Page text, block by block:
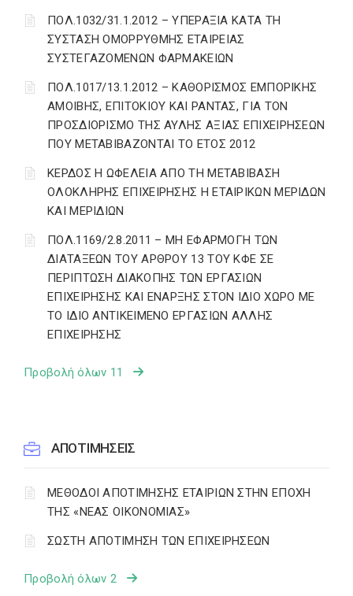
ΠΟΛ.1032/31.1.2012 – ΥΠΕΡΑΞΙΑ ΚΑΤΑ ΤΗ
ΣΥΣΤΑΣΗ ΟΜΟΡΡΥΘΜΗΣ ΕΤΑΙΡΕΙΑΣ
ΣΥΣΤΕΓΑΖΟΜΕΝΩΝ ΦΑΡΜΑΚΕΙΩΝ
ΠΟΛ.1017/13.1.2012 – ΚΑΘΟΡΙΣΜΟΣ ΕΜΠΟΡΙΚΗΣ
ΑΜΟΙΒΗΣ, ΕΠΙΤΟΚΙΟΥ ΚΑΙ ΡΑΝΤΑΣ, ΓΙΑ ΤΟΝ
ΠΡΟΣΔΙΟΡΙΣΜΟ ΤΗΣ ΑΥΛΗΣ ΑΞΙΑΣ ΕΠΙΧΕΙΡΗΣΕΩΝ
ΠΟΥ ΜΕΤΑΒΙΒΑΖΟΝΤΑΙ ΤΟ ΕΤΟΣ 2012
ΚΕΡΔΟΣ Η ΩΦΕΛΕΙΑ ΑΠΟ ΤΗ ΜΕΤΑΒΙΒΑΣΗ
ΟΛΟΚΛΗΡΗΣ ΕΠΙΧΕΙΡΗΣΗΣ Η ΕΤΑΙΡΙΚΩΝ ΜΕΡΙΔΩΝ
ΚΑΙ ΜΕΡΙΔΙΩΝ
ΠΟΛ.1169/2.8.2011 – ΜΗ ΕΦΑΡΜΟΓΗ ΤΩΝ
ΔΙΑΤΑΞΕΩΝ ΤΟΥ ΑΡΘΡΟΥ 13 ΤΟΥ ΚΦΕ ΣΕ
ΠΕΡΙΠΤΩΣΗ ΔΙΑΚΟΠΗΣ ΤΩΝ ΕΡΓΑΣΙΩΝ
ΕΠΙΧΕΙΡΗΣΗΣ ΚΑΙ ΕΝΑΡΞΗΣ ΣΤΟΝ ΙΔΙΟ ΧΩΡΟ ΜΕ
ΤΟ ΙΔΙΟ ΑΝΤΙΚΕΙΜΕΝΟ ΕΡΓΑΣΙΩΝ ΑΛΛΗΣ
ΕΠΙΧΕΙΡΗΣΗΣ
Προβολή όλων 11
ΑΠΟΤΙΜΗΣΕΙΣ
ΜΕΘΟΔΟΙ ΑΠΟΤΙΜΗΣΗΣ ΕΤΑΙΡΙΩΝ ΣΤΗΝ ΕΠΟΧΗ
ΤΗΣ «ΝΕΑΣ ΟΙΚΟΝΟΜΙΑΣ»
ΣΩΣΤΗ ΑΠΟΤΙΜΗΣΗ ΤΩΝ ΕΠΙΧΕΙΡΗΣΕΩΝ
Προβολή όλων 2